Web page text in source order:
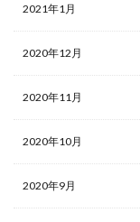
2021年1月
2020年12月
2020年11月
2020年10月
2020年9月